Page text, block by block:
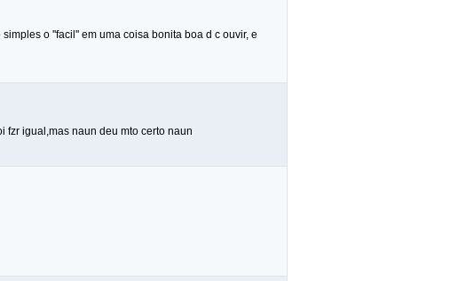
o ''facil'' em uma coisa bonita boa d c ouvir, e
fzr igual,mas naun deu mto certo naun